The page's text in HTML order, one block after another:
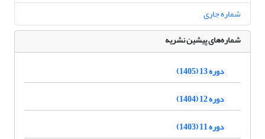
شماره جاری
شماره‌های پیشین نشریه
دوره 13 (1405)
دوره 12 (1404)
دوره 11 (1403)